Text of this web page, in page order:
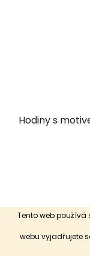
Tento web
webu vyjadřujete
Hodiny s